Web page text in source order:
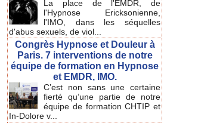
La place de l'EMDR, de
l'Hypnose Ericksonienne,
l'IMO, dans les séquelles
d'abus sexuels, de viol...
Congrès Hypnose et Douleur à
Paris. 7 interventions de notre
équipe de formation en Hypnose
et EMDR, IMO.
C’est non sans une certaine
fierté qu’une partie de notre
équipe de formation CHTIP et
In-Dolore v...